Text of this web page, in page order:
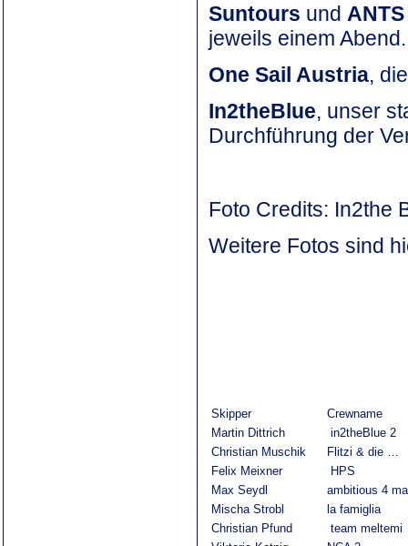
Suntours und ANTS
jeweils einem Abend.
One Sail Austria,
In2theBlue, unser
Durchführung der
Foto Credits: In2the
Weitere Fotos sind
Skipper
Crewname
Martin Dittrich
in2theBlue 2
Christian Muschik
Flitzi & die …
Felix Meixner
HPS
Max Seydl
ambitious 4
Mischa Strobl
la famiglia
Christian Pfund
team meltemi